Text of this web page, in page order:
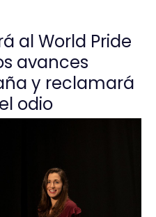
al World Pride
avances
y reclamará
odio